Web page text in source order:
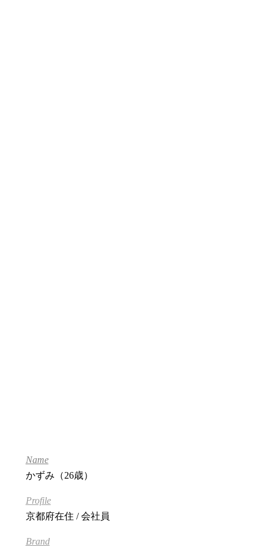
Name
かずみ（26歳）
Profile
京都府在住 / 会社員
Brand